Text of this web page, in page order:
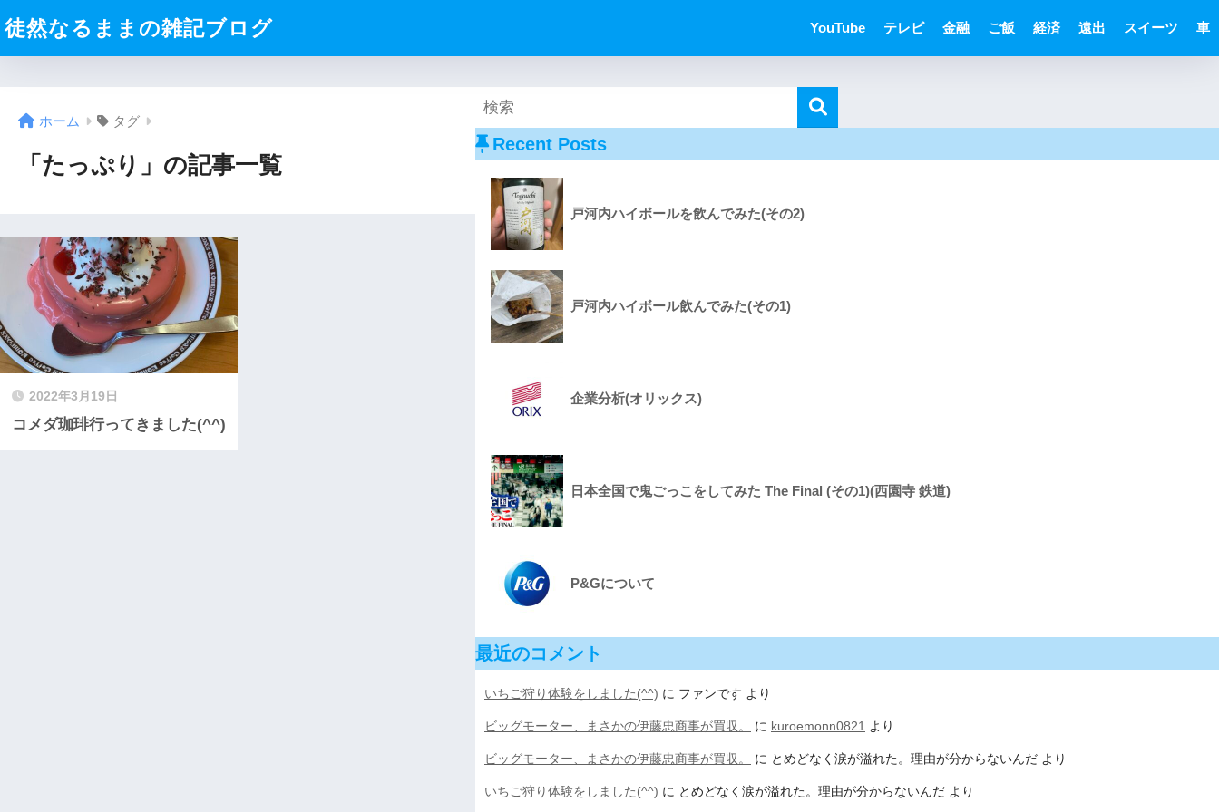
徒然なるままの雑記ブログ YouTube テレビ 金融 ご飯 経済 遠出 スイーツ 車
ホーム タグ
「たっぷり」の記事一覧
2022年3月19日
コメダ珈琲行ってきました(^^)
Recent Posts
戸河内ハイボールを飲んでみた(その2)
戸河内ハイボール飲んでみた(その1)
企業分析(オリックス)
日本全国で鬼ごっこをしてみた The Final (その1)(西園寺 鉄道)
P&Gについて
最近のコメント
いちご狩り体験をしました(^^) に ファンです より
ビッグモーター、まさかの伊藤忠商事が買収。 に kuroemonn0821 より
ビッグモーター、まさかの伊藤忠商事が買収。 に とめどなく涙が溢れた。理由が分からないんだ より
いちご狩り体験をしました(^^) に とめどなく涙が溢れた。理由が分からないんだ より